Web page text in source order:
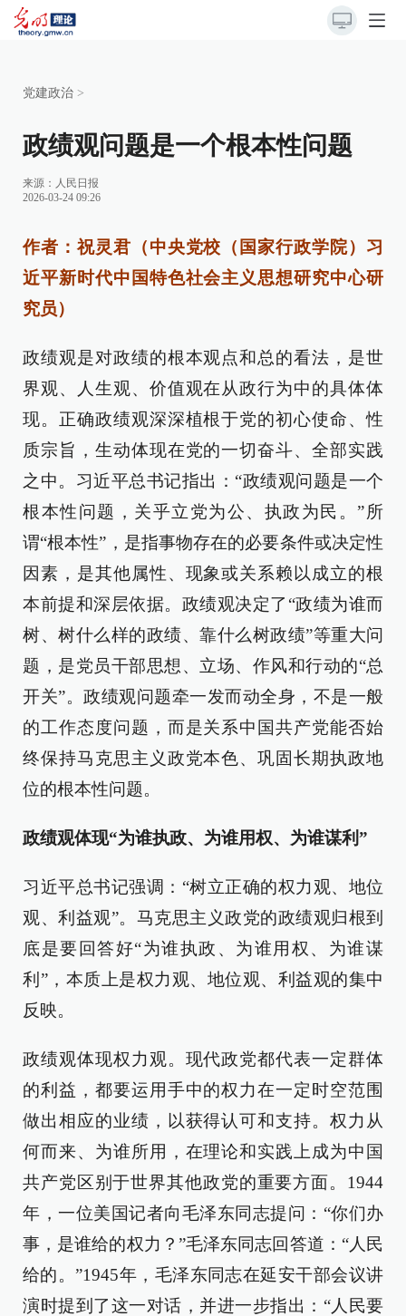
党建政治 >
政绩观问题是一个根本性问题
来源： 人民日报
2026-03-24 09:26
作者：祝灵君（中央党校（国家行政学院）习
近平新时代中国特色社会主义思想研究中心研
究员）
政绩观是对政绩的根本观点和总的看法，是世
界观、人生观、价值观在从政行为中的具体体
现。正确政绩观深深植根于党的初心使命、性
质宗旨，生动体现在党的一切奋斗、全部实践
之中。习近平总书记指出：“政绩观问题是一个
根本性问题，关乎立党为公、执政为民。”所
谓“根本性”，是指事物存在的必要条件或决定性
因素，是其他属性、现象或关系赖以成立的根
本前提和深层依据。政绩观决定了“政绩为谁而
树、树什么样的政绩、靠什么树政绩”等重大问
题，是党员干部思想、立场、作风和行动的“总
开关”。政绩观问题牵一发而动全身，不是一般
的工作态度问题，而是关系中国共产党能否始
终保持马克思主义政党本色、巩固长期执政地
位的根本性问题。
政绩观体现“为谁执政、为谁用权、为谁谋利”
习近平总书记强调：“树立正确的权力观、地位
观、利益观”。马克思主义政党的政绩观归根到
底是要回答好“为谁执政、为谁用权、为谁谋
利”，本质上是权力观、地位观、利益观的集中
反映。
政绩观体现权力观。现代政党都代表一定群体
的利益，都要运用手中的权力在一定时空范围
做出相应的业绩，以获得认可和支持。权力从
何而来、为谁所用，在理论和实践上成为中国
共产党区别于世界其他政党的重要方面。1944
年，一位美国记者向毛泽东同志提问：“你们办
事，是谁给的权力？”毛泽东同志回答道：“人民
给的。”1945年，毛泽东同志在延安干部会议讲
演时提到了这一对话，并进一步指出：“人民要